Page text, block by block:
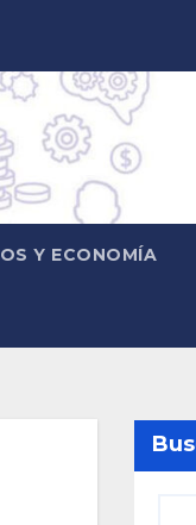
Y ECONOMÍA